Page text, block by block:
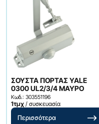
ΣΟΥΣΤΑ ΠΟΡΤΑΣ YALE
0300 UL2/3/4 ΜΑΥΡΟ
Κωδ.: 303551196
1τμχ / συσκευασία
Περισσότερα